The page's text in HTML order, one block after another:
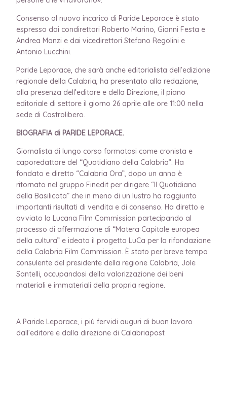
Consenso al nuovo incarico di Paride Leporace è stato
espresso dai condirettori Roberto Marino, Gianni Festa e
Andrea Manzi e dai vicedirettori Stefano Regolini e
Antonio Lucchini.
Paride Leporace, che sarà anche editorialista dell’edizione
regionale della Calabria, ha presentato alla redazione,
alla presenza dell’editore e della Direzione, il piano
editoriale di settore il giorno 26 aprile alle ore 11:00 nella
sede di Castrolibero.
BIOGRAFIA di PARIDE LEPORACE.
Giornalista di lungo corso formatosi come cronista e
caporedattore del “Quotidiano della Calabria”. Ha
fondato e diretto “Calabria Ora”, dopo un anno è
ritornato nel gruppo Finedit per dirigere “Il Quotidiano
della Basilicata” che in meno di un lustro ha raggiunto
importanti risultati di vendita e di consenso. Ha diretto e
avviato la Lucana Film Commission partecipando al
processo di affermazione di “Matera Capitale europea
della cultura” e ideato il progetto LuCa per la rifondazione
della Calabria Film Commission. È stato per breve tempo
consulente del presidente della regione Calabria, Jole
Santelli, occupandosi della valorizzazione dei beni
materiali e immateriali della propria regione.
A Paride Leporace, i più fervidi auguri di buon lavoro
dall’editore e dalla direzione di Calabriapost